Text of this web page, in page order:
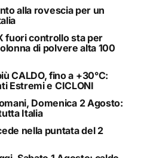
alla rovescia per un
fuori controllo sta per
di polvere alta 100
CALDO, fino a +30°C:
Estremi e CICLONI
Domenica 2 Agosto:
Italia
nella puntata del 2